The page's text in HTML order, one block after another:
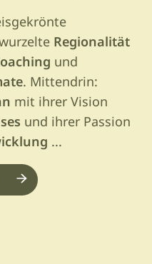
Regionalität
und
. Mittendrin:
mit ihrer Vision
und ihrer Passion
...